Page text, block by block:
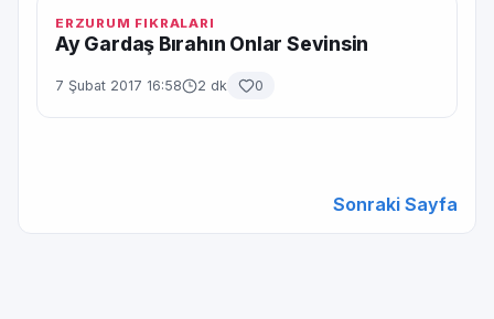
ERZURUM FIKRALARI
Ay Gardaş Bırahın Onlar Sevinsin
7 Şubat 2017 16:58 2 dk 0
Sonraki Sayfa